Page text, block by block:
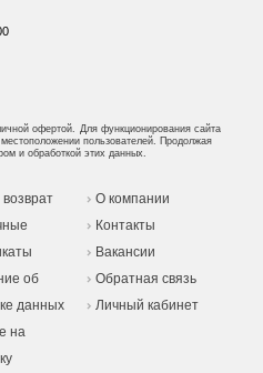
офертой. Для функционирования сайта
пользователей. Продолжая
и обработкой этих данных.
об
данных
на
О компании
Контакты
Вакансии
Обратная связь
Личный кабинет